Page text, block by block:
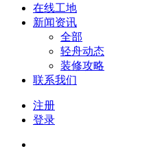
在线工地
新闻资讯
全部
轻舟动态
装修攻略
联系我们
注册
登录